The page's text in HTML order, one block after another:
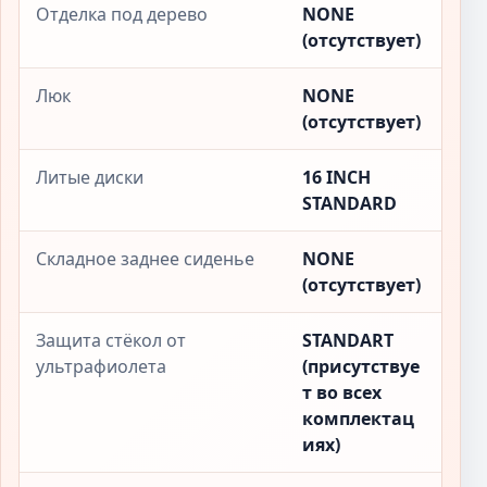
Отделка под дерево
NONE
(отсутствует)
Люк
NONE
(отсутствует)
Литые диски
16 INCH
STANDARD
Складное заднее сиденье
NONE
(отсутствует)
Защита стёкол от
ультрафиолета
STANDART
(присутствуе
т во всех
комплектац
иях)